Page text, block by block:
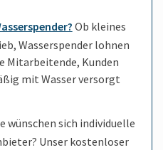
Ob kleines
Wasserspender lohnen
Mitarbeitende, Kunden
mit Wasser versorgt
wünschen sich individuelle
Unser kostenloser